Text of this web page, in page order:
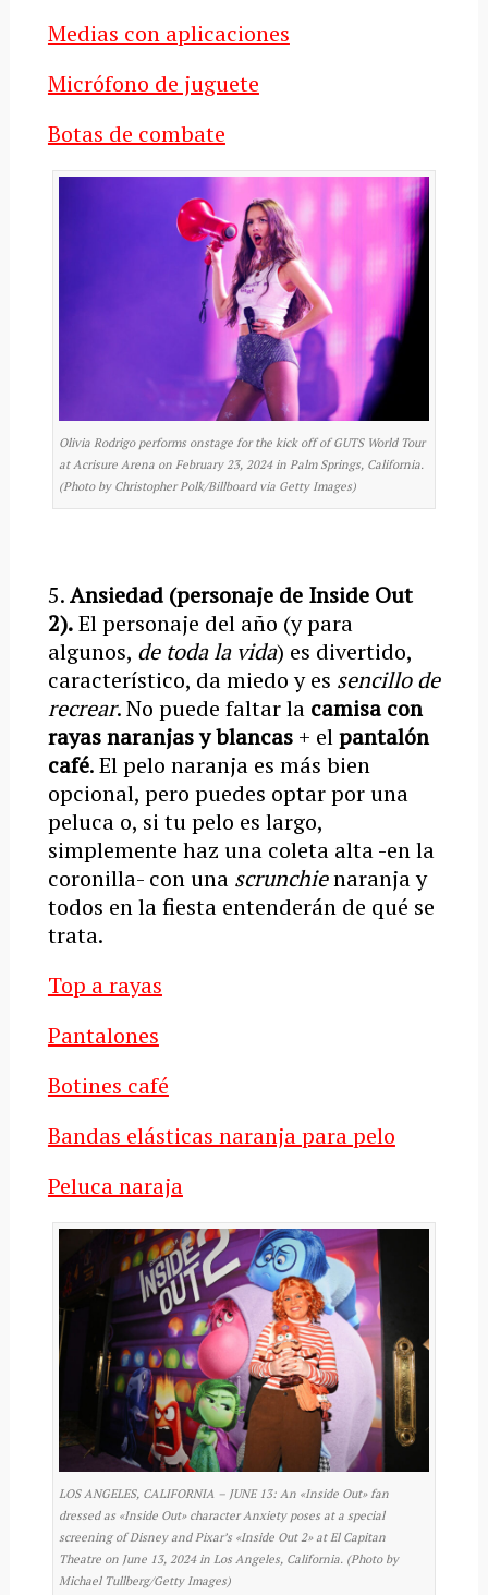
Medias con aplicaciones
Micrófono de juguete
Botas de combate
Olivia Rodrigo performs onstage for the kick off of GUTS World Tour
at Acrisure Arena on February 23, 2024 in Palm Springs, California.
(Photo by Christopher Polk/Billboard via Getty Images)
5.Ansiedad (personaje de Inside Out
2).El personaje del año (y para
algunos, de toda la vida) es divertido,
característico, da miedo y es sencillo de
recrear. No puede faltar la camisa con
rayas naranjas y blancas+ elpantalón
café. El pelo naranja es más bien
opcional, pero puedes optar por una
peluca o, si tu pelo es largo,
simplemente haz una coleta alta -en la
coronilla- con una scrunchienaranja y
todos en la fiesta entenderán de qué se
trata.
Top a rayas
Pantalones
Botines café
Bandas elásticas naranja para pelo
Peluca naraja
LOS ANGELES, CALIFORNIA – JUNE 13: An «Inside Out» fan
dressed as «Inside Out» character Anxiety poses at a special
screening of Disney and Pixar’s «Inside Out 2» at El Capitan
Theatre on June 13, 2024 in Los Angeles, California. (Photo by
Michael Tullberg/Getty Images)